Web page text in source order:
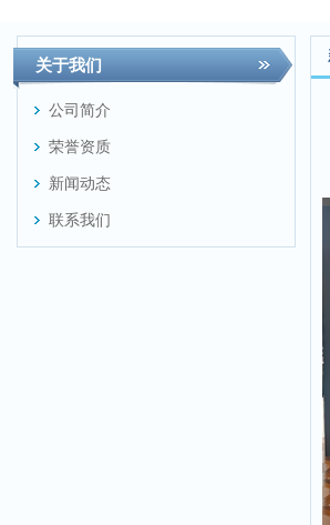
关于我们
公司简介
荣誉资质
新闻动态
联系我们